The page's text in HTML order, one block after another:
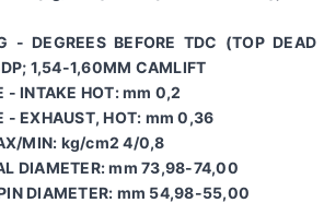
- DEGREES BEFORE TDC (TOP DEAD
1,54-1,60MM CAMLIFT
- INTAKE HOT: mm 0,2
- EXHAUST, HOT: mm 0,36
MIN: kg/cm2 4/0,8
DIAMETER: mm 73,98-74,00
DIAMETER: mm 54,98-55,00